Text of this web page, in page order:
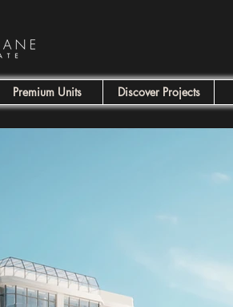
Premium Units Discover Projects